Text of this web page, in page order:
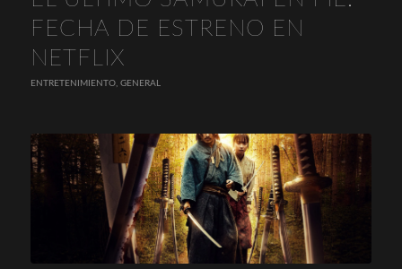
FECHA DE ESTRENO EN
NETFLIX
ENTRETENIMIENTO, GENERAL